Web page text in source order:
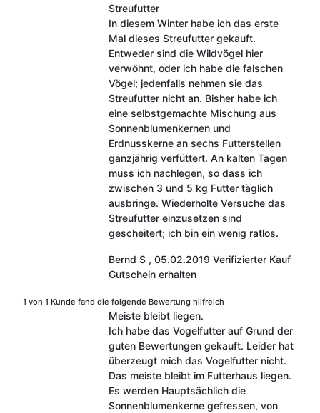
Streufutter
In diesem Winter habe ich das erste
Mal dieses Streufutter gekauft.
Entweder sind die Wildvögel hier
verwöhnt, oder ich habe die falschen
Vögel; jedenfalls nehmen sie das
Streufutter nicht an. Bisher habe ich
eine selbstgemachte Mischung aus
Sonnenblumenkernen und
Erdnusskerne an sechs Futterstellen
ganzjährig verfüttert. An kalten Tagen
muss ich nachlegen, so dass ich
zwischen 3 und 5 kg Futter täglich
ausbringe. Wiederholte Versuche das
Streufutter einzusetzen sind
gescheitert; ich bin ein wenig ratlos.
Bernd S , 05.02.2019 Verifizierter Kauf
Gutschein erhalten
1 von 1 Kunde fand die folgende Bewertung hilfreich
Meiste bleibt liegen.
Ich habe das Vogelfutter auf Grund der
guten Bewertungen gekauft. Leider hat
überzeugt mich das Vogelfutter nicht.
Das meiste bleibt im Futterhaus liegen.
Es werden Hauptsächlich die
Sonnenblumenkerne gefressen, von